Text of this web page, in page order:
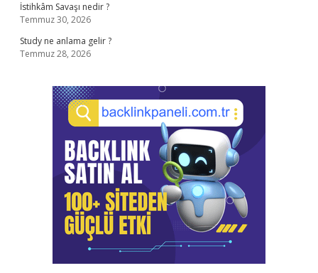
İstihkâm Savaşı nedir ?
Temmuz 30, 2026
Study ne anlama gelir ?
Temmuz 28, 2026